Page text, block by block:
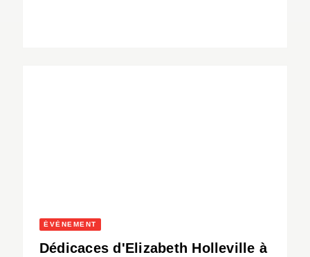
ÉVÈNEMENT
Dédicaces d'Elizabeth Holleville à